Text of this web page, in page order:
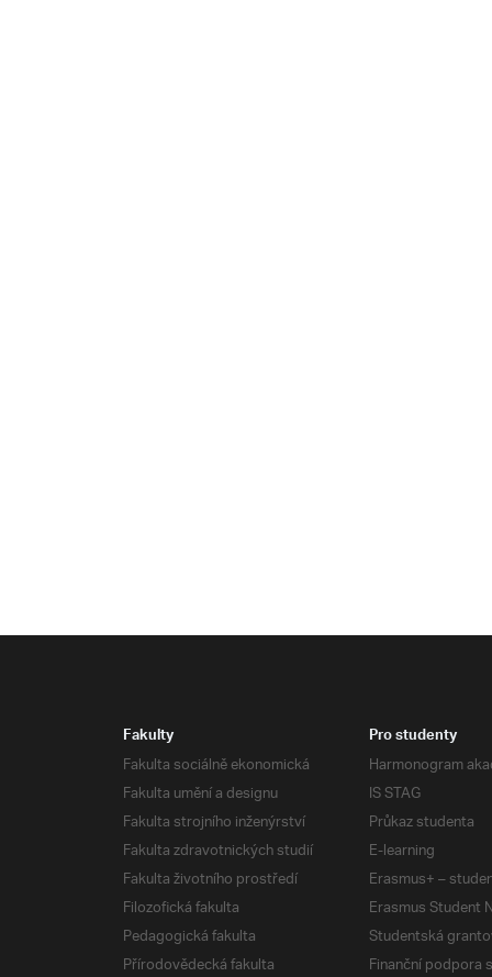
Fakulty
Fakulta sociálně ekonomická
Fakulta umění a designu
Fakulta strojního inženýrství
Fakulta zdravotnických studií
Fakulta životního prostředí
Filozofická fakulta
Pedagogická fakulta
Přírodovědecká fakulta
Pro studenty
Harmonogram
IS STAG
Průkaz studenta
E-learning
Erasmus+ –
Erasmus Student
Studentská
Finanční podpora